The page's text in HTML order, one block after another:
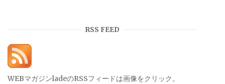
RSS FEED
WEBマガジンladeのRSSフィードは画像をクリック。